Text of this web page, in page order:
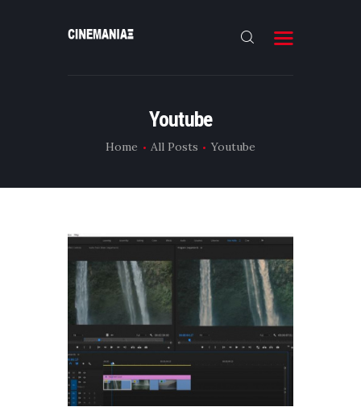
Youtube
Home All Posts Youtube
FILMMAKING
EΠΙΚΟΙΝΩΝΙΑ